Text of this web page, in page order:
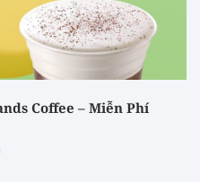
Coffee – Miễn Phí